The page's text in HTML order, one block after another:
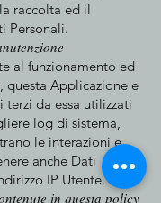
raccolta ed il
Personali.
al funzionamento ed
questa Applicazione e
terzi da essa utilizzati
log di sistema,
le interazioni e
anche Dati
IP Utente.
in questa policy